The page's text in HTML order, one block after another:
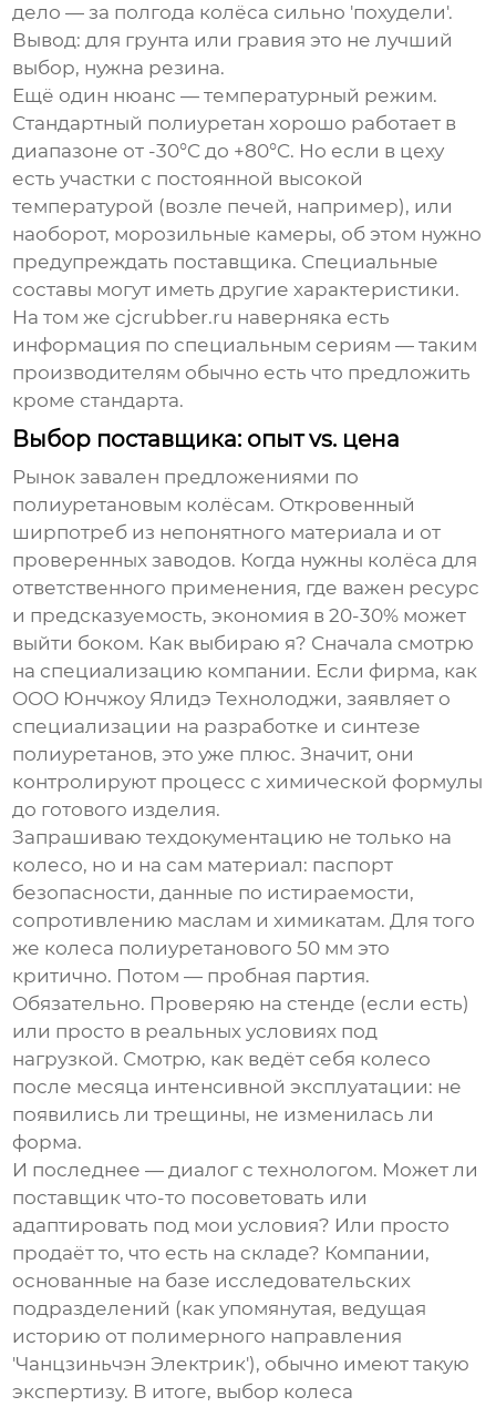
дело — за полгода колёса сильно 'похудели'.
Вывод: для грунта или гравия это не лучший
выбор, нужна резина.
Ещё один нюанс — температурный режим.
Стандартный полиуретан хорошо работает в
диапазоне от -30°C до +80°C. Но если в цеху
есть участки с постоянной высокой
температурой (возле печей, например), или
наоборот, морозильные камеры, об этом нужно
предупреждать поставщика. Специальные
составы могут иметь другие характеристики.
На том жеcjcrubber.ru наверняка есть
информация по специальным сериям — таким
производителям обычно есть что предложить
кроме стандарта.
Выбор поставщика: опыт vs. цена
Рынок завален предложениями по
полиуретановым колёсам. Откровенный
ширпотреб из непонятного материала и от
проверенных заводов. Когда нужны колёса для
ответственного применения, где важен ресурс
и предсказуемость, экономия в 20-30% может
выйти боком. Как выбираю я? Сначала смотрю
на специализацию компании. Если фирма, как
ООО Юнчжоу Ялидэ Технолоджи, заявляет о
специализации на разработке и синтезе
полиуретанов, это уже плюс. Значит, они
контролируют процесс с химической формулы
до готового изделия.
Запрашиваю техдокументацию не только на
колесо, но и на сам материал: паспорт
безопасности, данные по истираемости,
сопротивлению маслам и химикатам. Для того
же колеса полиуретанового 50 мм это
критично. Потом — пробная партия.
Обязательно. Проверяю на стенде (если есть)
или просто в реальных условиях под
нагрузкой. Смотрю, как ведёт себя колесо
после месяца интенсивной эксплуатации: не
появились ли трещины, не изменилась ли
форма.
И последнее — диалог с технологом. Может ли
поставщик что-то посоветовать или
адаптировать под мои условия? Или просто
продаёт то, что есть на складе? Компании,
основанные на базе исследовательских
подразделений (как упомянутая, ведущая
историю от полимерного направления
'Чанцзиньчэн Электрик'), обычно имеют такую
экспертизу. В итоге, выбор колеса